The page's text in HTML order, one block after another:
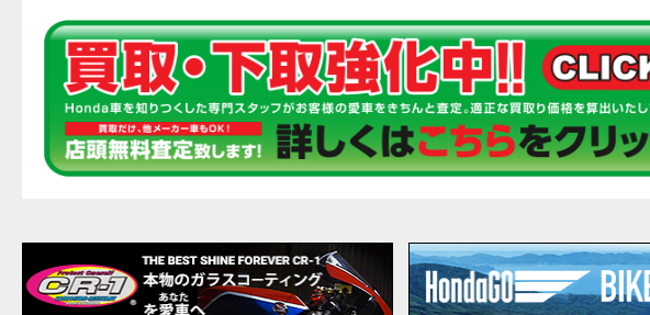
MOVIE 【ホンダ バイク】「ボカロ文化」を知
EVENT ［三重県下最大級のバイクイ
EVENT ［三重県下最大級のバイクイ
CAMPAIGN 免許取得サポートキャン
EVENT ［三重県下最大級のバイクイ
MOVIE 【ホンダ バイク】【バイク
MOVIE 【ホンダ バイク】CB1000F
MOVIE 【ホンダ バイク】【
MOVIE 【ホンダドリーム新春初売り